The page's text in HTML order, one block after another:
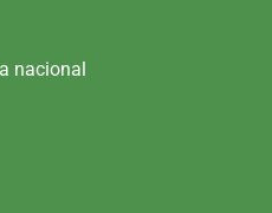
nacional